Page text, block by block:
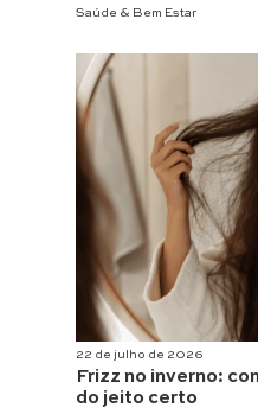
Saúde & Bem Estar
22 de julho de 2026
Frizz no inverno:
do jeito certo